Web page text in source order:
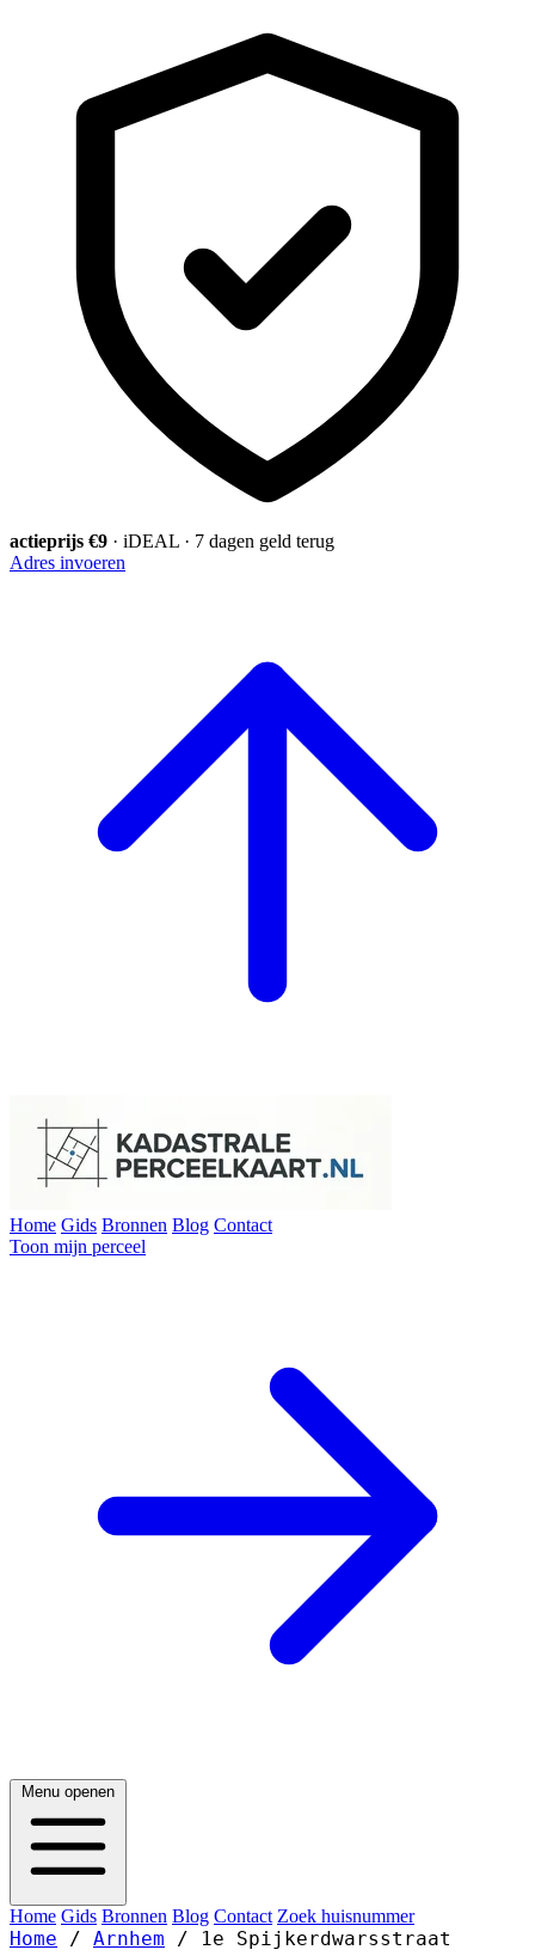
actieprijs €9 · iDEAL · 7 dagen geld terug
Adres invoeren
Home Gids Bronnen Blog Contact
Toon mijn perceel
Menu openen
Home Gids Bronnen Blog Contact Zoek huisnummer
Home / Arnhem / 1e Spijkerdwarsstraat